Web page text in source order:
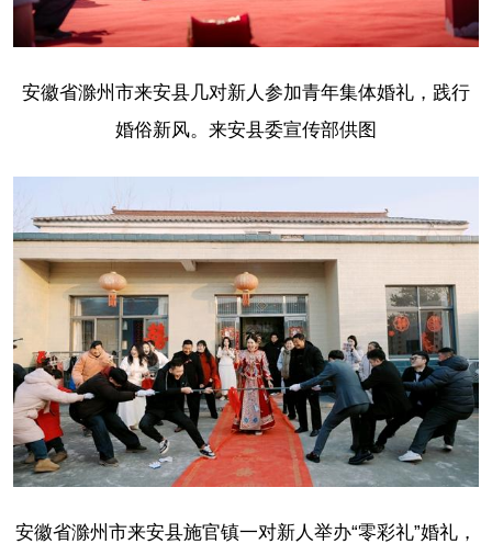
安徽省滁州市来安县几对新人参加青年集体婚礼，践行
婚俗新风。来安县委宣传部供图
安徽省滁州市来安县施官镇一对新人举办“零彩礼”婚礼，